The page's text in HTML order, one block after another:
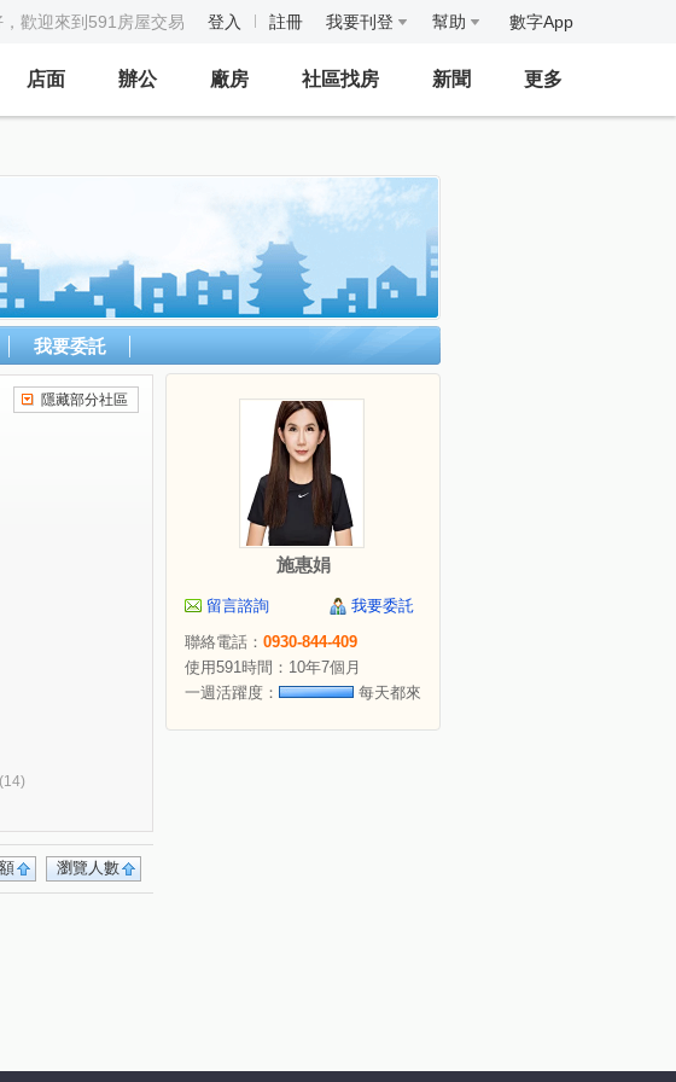
，歡迎來到591房屋交易 登入 註冊 我要刊登 幫助 數字App
店面 辦公 廠房 社區找房 新聞 更多
我要委託
隱藏部分社區
(14)
瀏覽人數
施惠娟
留言諮詢
我要委託
聯絡電話： 0930-844-409
使用591時間：10年7個月
一週活躍度：
每天都來